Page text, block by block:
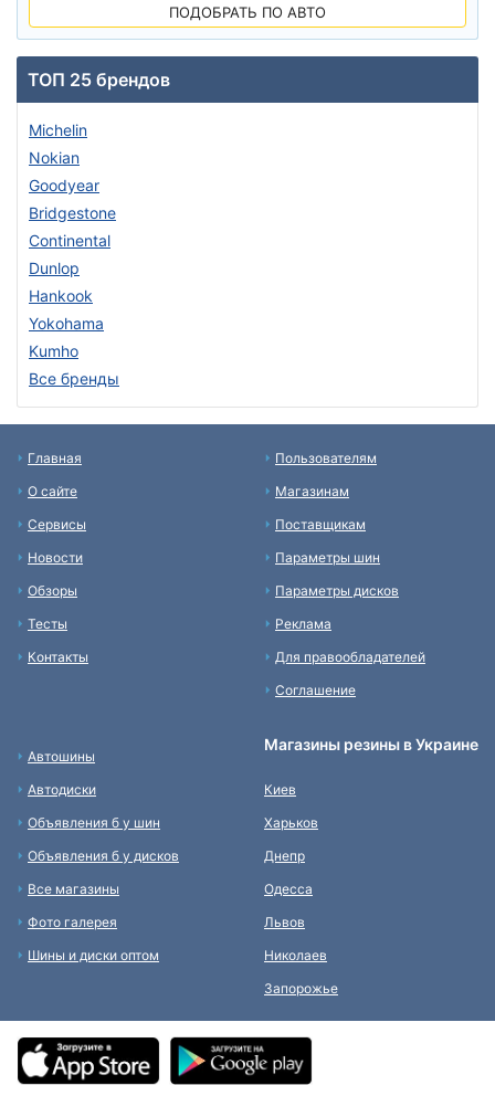
ПОДОБРАТЬ ПО АВТО
ТОП 25 брендов
Michelin
Nokian
Goodyear
Bridgestone
Continental
Dunlop
Hankook
Yokohama
Kumho
Все бренды
Главная
О сайте
Сервисы
Новости
Обзоры
Тесты
Контакты
Пользователям
Магазинам
Поставщикам
Параметры шин
Параметры дисков
Реклама
Для правообладателей
Соглашение
Автошины
Автодиски
Объявления б у шин
Объявления б у дисков
Все магазины
Фото галерея
Шины и диски оптом
Магазины резины в Украине
Киев
Харьков
Днепр
Одесса
Львов
Николаев
Запорожье